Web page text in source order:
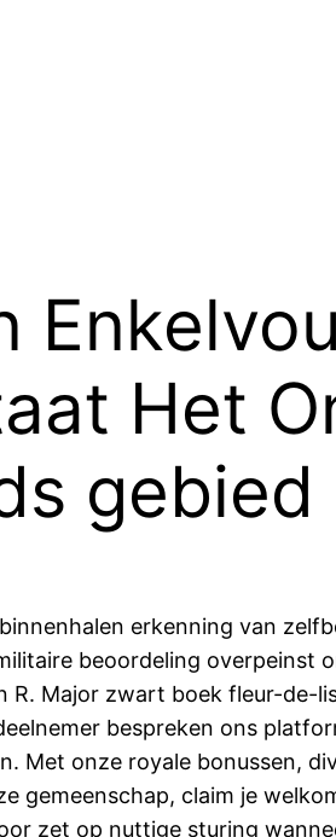
Het
erkenning van
beoordeling
Major zwart boek fleur-de-
bespreken ons
Met onze royale bonussen,
gemeenschap, claim je
zet op nuttige sturing